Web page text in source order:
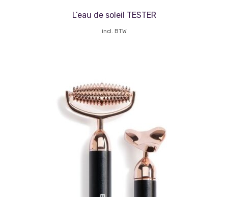
L’eau de soleil TESTER
incl. BTW